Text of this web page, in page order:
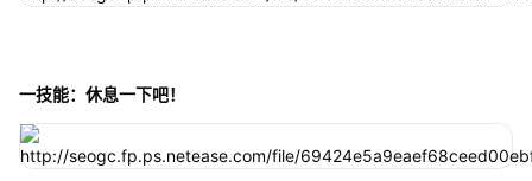
一技能：休息一下吧！